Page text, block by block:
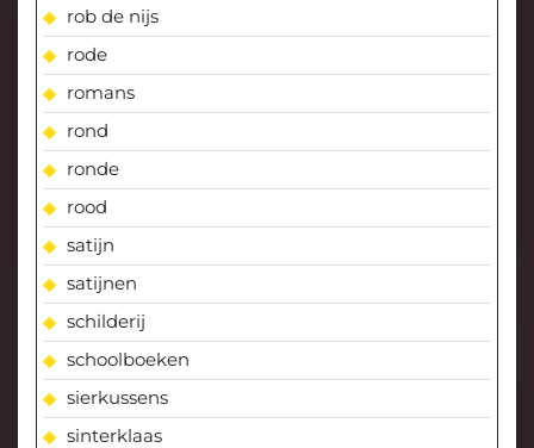
rob de nijs
rode
romans
rond
ronde
rood
satijn
satijnen
schilderij
schoolboeken
sierkussens
sinterklaas